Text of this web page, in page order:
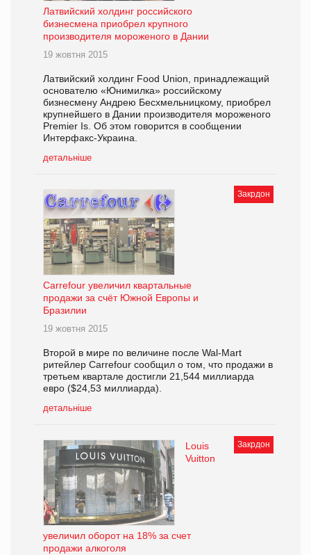
Латвийский холдинг российского
бизнесмена приобрел крупного
производителя мороженого в Дании
19 жовтня 2015
Латвийский холдинг Food Union, принадлежащий
основателю «Юнимилка» российскому
бизнесмену Андрею Бесхмельницкому, приобрел
крупнейшего в Дании производителя мороженого
Premier Is. Об этом говорится в сообщении
Интерфакс-Украина.
детальніше
Закрдон
Carrefour увеличил квартальные
продажи за счёт Южной Европы и
Бразилии
19 жовтня 2015
Второй в мире по величине после Wal-Mart
ритейлер Carrefour сообщил о том, что продажи в
третьем квартале достигли 21,544 миллиарда
евро ($24,53 миллиарда).
детальніше
Закрдон
Louis
Vuitton
увеличил оборот на 18% за счет
продажи алкоголя